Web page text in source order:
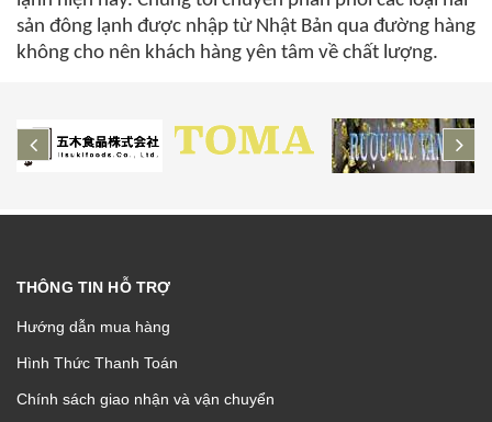
sản đông lạnh được nhập từ Nhật Bản qua đường hàng
không cho nên khách hàng yên tâm về chất lượng.
prev
THÔNG TIN HỖ TRỢ
Hướng dẫn mua hàng
Hình Thức Thanh Toán
Chính sách giao nhận và vận chuyển